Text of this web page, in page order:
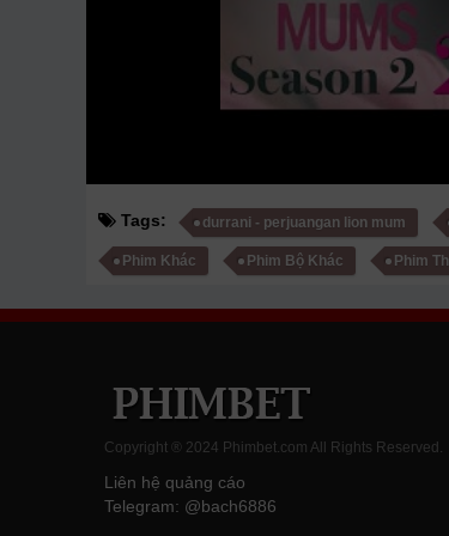
Tags: durrani - perjuangan lion mum
Phim Khác Phim Bộ Khác Phim
Copyright ® 2024 Phimbet.com All Rights Reserved.
Liên hệ quảng cáo
Telegram: @bach6886